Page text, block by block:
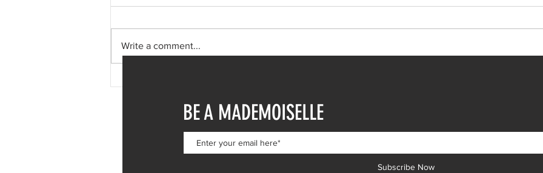
επίσκεψη στην Ιερά Μονή
αγάπης στον Γρηγόρη
Write a comment...
BE A MADEMOISELLE
Subscribe Now